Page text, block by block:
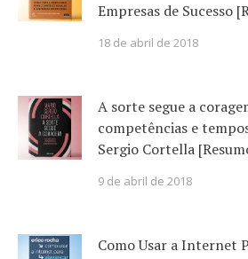
Empresas de Sucesso
18 de abril de 2018
A sorte segue a
competências e
Sergio Cortella
9 de abril de 2018
Como Usar a Internet